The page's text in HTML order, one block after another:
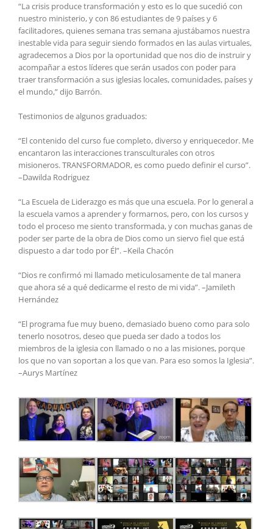
“La crisis produce transformación y esto es lo que sucedió con
nuestro ministerio, y con 86 estudiantes de 9 países y 6
facilitadores, quienes semana tras semana ajustábamos nuestra
inestable vida para seguir siendo formados en las aulas virtuales,
agradecemos a Dios por la oportunidad que nos dio de instruir y
acompañar a estos líderes que serán usados con poder para
traer transformación a sus iglesias locales, comunidades, países y
el mundo,” dijo Barrón.
Testimonios de algunos graduados:
“El contenido del curso fue completo, diverso y enriquecedor. Me
encantaron las interacciones transculturales con otros
misioneros. TRANSFORMADOR, es como puedo definir el curso”.
–Dawilda Rodriguez
“La Escuela de Liderazgo es más que una escuela. Por lo general a
la escuela vamos a aprender y formarnos, pero, con los cursos y
todo el proceso me siento transformada, y con muchas ganas de
poder ser parte de la obra de Dios como un siervo fiel que está
dispuesto a dar todo por Él”. –Keila Chacón
“Dios re confirmó mi llamado meticulosamente de tal manera
que ahora sé a qué dedicarme el resto de mi vida”. –Jamileth
Hernández
“El programa fue muy bueno, demasiado bueno como para solo
tenerlo nosotros, deseo que pueda ser dado a todos los
miembros de la iglesia con llamado o no a las misiones, porque
los que no van soportan a los que van. Para eso somos la Iglesia”.
–Aurys Martínez